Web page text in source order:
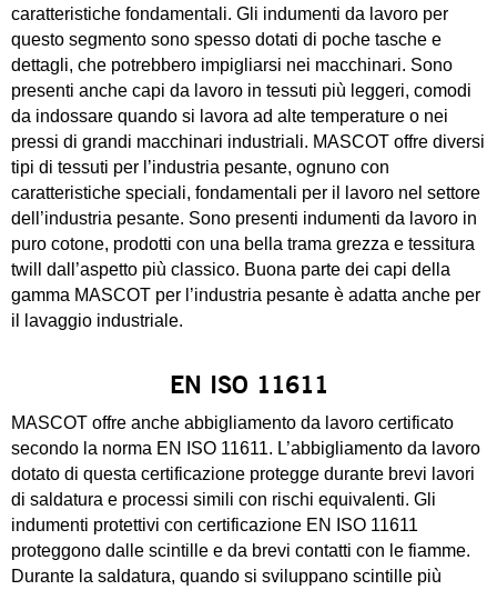
caratteristiche fondamentali. Gli indumenti da lavoro per
questo segmento sono spesso dotati di poche tasche e
dettagli, che potrebbero impigliarsi nei macchinari. Sono
presenti anche capi da lavoro in tessuti più leggeri, comodi
da indossare quando si lavora ad alte temperature o nei
pressi di grandi macchinari industriali. MASCOT offre diversi
tipi di tessuti per l’industria pesante, ognuno con
caratteristiche speciali, fondamentali per il lavoro nel settore
dell’industria pesante. Sono presenti indumenti da lavoro in
puro cotone, prodotti con una bella trama grezza e tessitura
twill dall’aspetto più classico. Buona parte dei capi della
gamma MASCOT per l’industria pesante è adatta anche per
il lavaggio industriale.
EN ISO 11611
MASCOT offre anche abbigliamento da lavoro certificato
secondo la norma EN ISO 11611. L’abbigliamento da lavoro
dotato di questa certificazione protegge durante brevi lavori
di saldatura e processi simili con rischi equivalenti. Gli
indumenti protettivi con certificazione EN ISO 11611
proteggono dalle scintille e da brevi contatti con le fiamme.
Durante la saldatura, quando si sviluppano scintille più